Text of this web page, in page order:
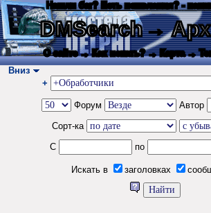
Нашли баг? Есть пожелания? -
DMSearch→
О сайте → Как искать? → Карта →
Вниз
+
Форум
Автор
Сорт-ка
С
по
Искать в заголовках